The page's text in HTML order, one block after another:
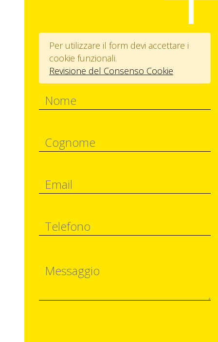
Per utilizzare il form devi accettare i
cookie funzionali.
Revisione del Consenso Cookie